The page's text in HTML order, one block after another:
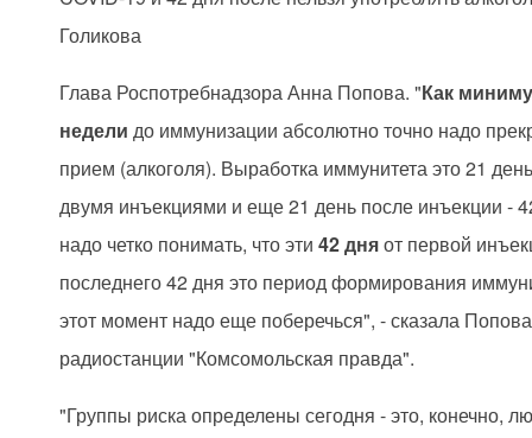
Голикова
Глава Роспотребнадзора Анна Попова. "Как
недели до иммунизации абсолютно точно надо
прием (алкоголя). Выработка иммунитета это 21
двумя инъекциями и еще 21 день после инъекции -
надо четко понимать, что эти 42 дняот первой
последнего 42 дня это период формирования
этот момент надо еще поберечься", - сказала
радиостанции "Комсомольская правда".
"Группы риска определены сегодня - это, конечно,